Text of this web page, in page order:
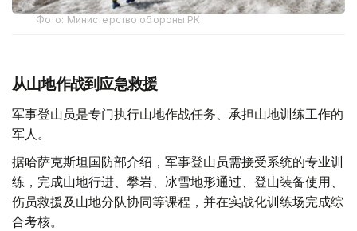
Фото: Министерство обороны РК
从山地作战到应急救援
军事登山员是专门执行山地作战任务、承担山地训练工作的
军人。
据哈萨克斯坦国防部介绍，军事登山员需接受系统的专业训
练，完成山地行进、攀岩、冰雪地形通过、登山装备使用、
伤员救援及山地分队协同等课程，并在实战化训练场完成综
合考核。